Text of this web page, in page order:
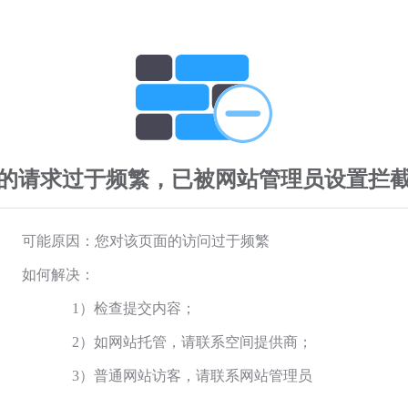
请求过于频繁，已被网站管理员设置拦
可能原因：您对该页面的访问过于频繁
如何解决：
1）检查提交内容；
2）如网站托管，请联系空间提供商；
3）普通网站访客，请联系网站管理员